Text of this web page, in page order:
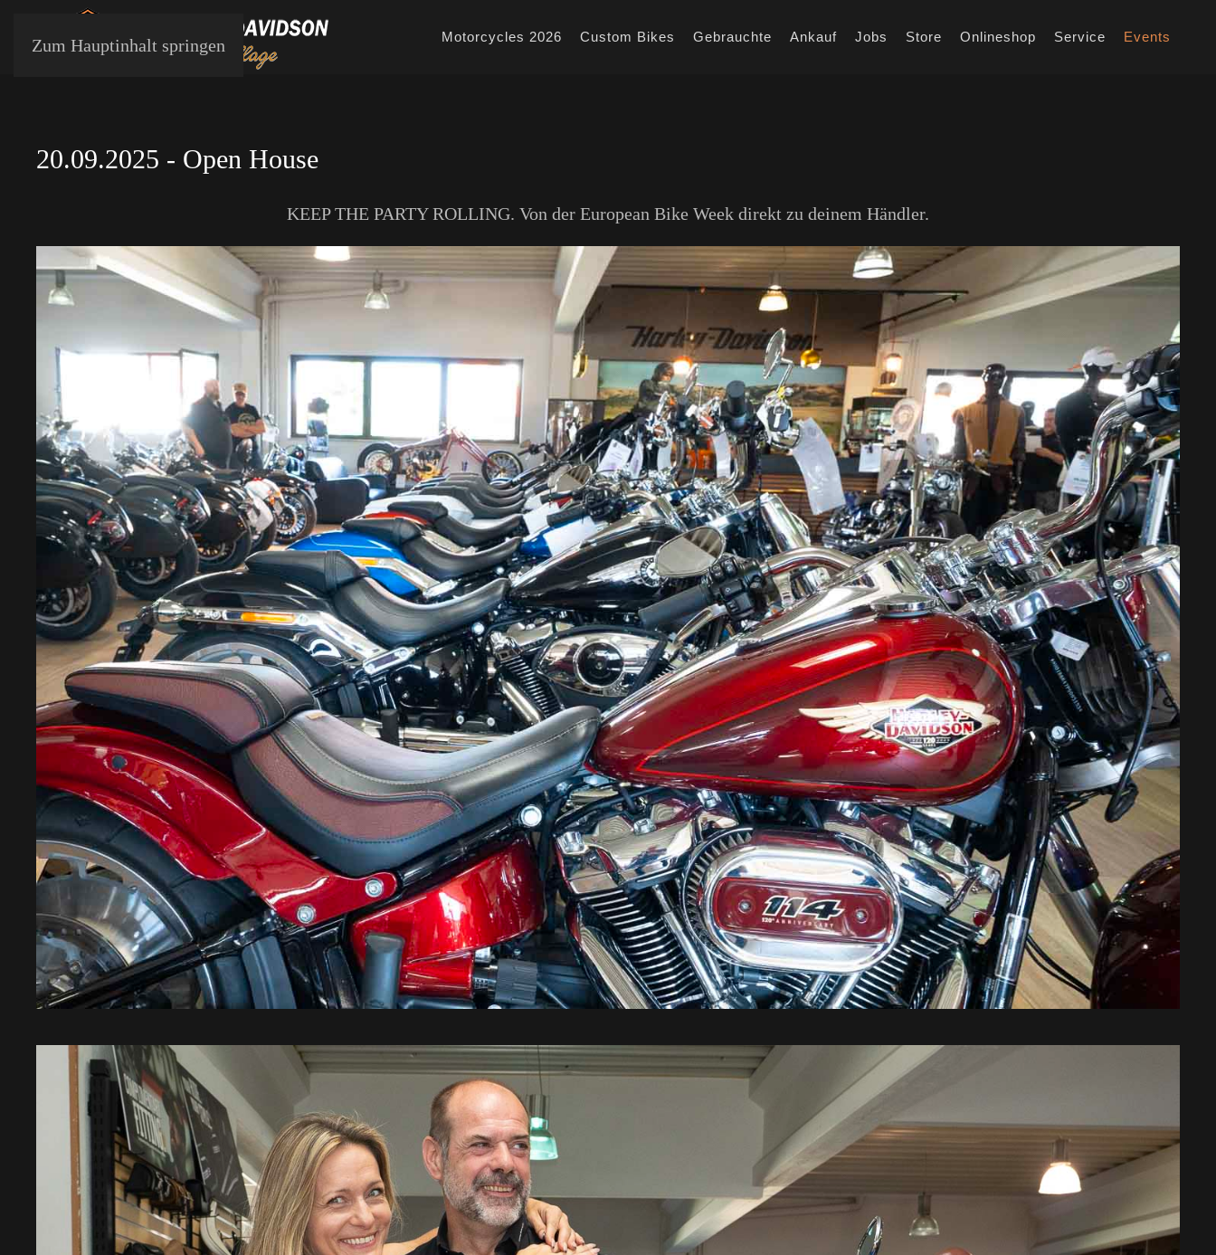
Zum Hauptinhalt springen Motorcycles 2026 Custom Bikes Gebrauchte Ankauf Jobs Store Onlineshop Service Events
20.09.2025 - Open House
KEEP THE PARTY ROLLING. Von der European Bike Week direkt zu deinem Händler.